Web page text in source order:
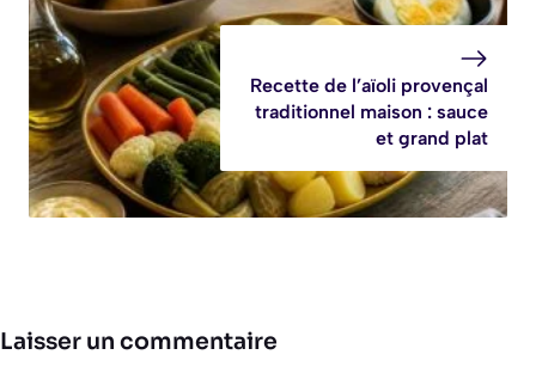
Recette de l’aïoli provençal
traditionnel maison : sauce
et grand plat
Laisser un commentaire